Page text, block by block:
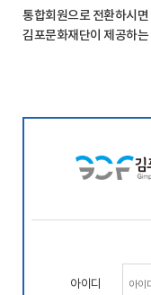
통합회원으로 전환하시
김포문화재단이 제공하
아이디